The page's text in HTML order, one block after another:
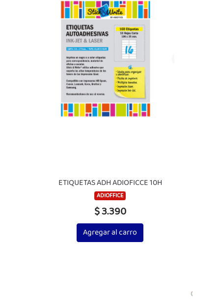
ETIQUETAS ADH ADIOFICCE 10H
ADIOFFICE
$ 3.390
Agregar al carro